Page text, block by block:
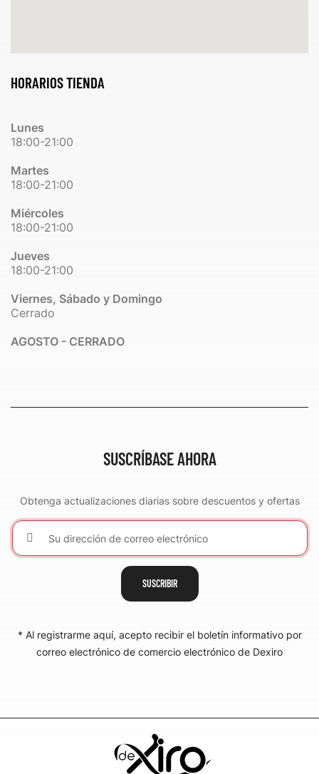
HORARIOS TIENDA
Lunes
18:00-21:00
Martes
18:00-21:00
Miércoles
18:00-21:00
Jueves
18:00-21:00
Viernes, Sábado y Domingo
Cerrado
AGOSTO - CERRADO
SUSCRÍBASE AHORA
Obtenga actualizaciones diarias sobre descuentos y ofertas
SUSCRIBIR
* Al registrarme aquí, acepto recibir el boletín informativo por
correo electrónico de comercio electrónico de Dexiro